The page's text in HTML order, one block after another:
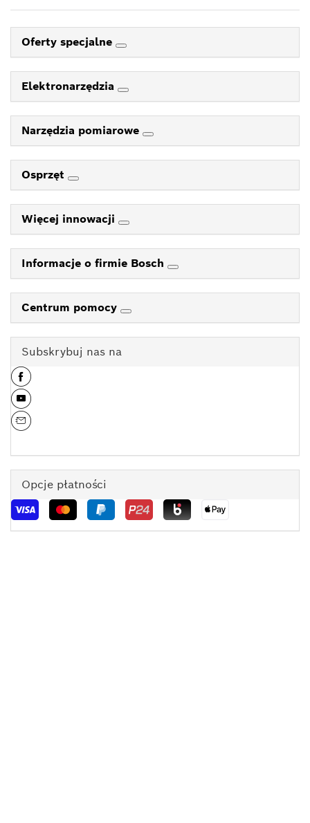
Oferty specjalne
Elektronarzędzia
Narzędzia pomiarowe
Osprzęt
Więcej innowacji
Informacje o firmie Bosch
Centrum pomocy
Subskrybuj nas na
Opcje płatności